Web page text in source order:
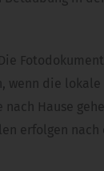
wenn die
Hause
erfolgen nach